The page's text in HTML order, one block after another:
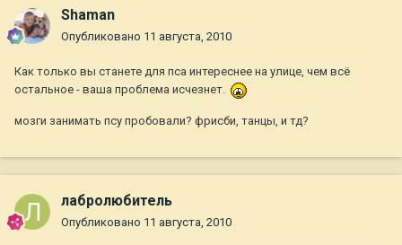
Shaman
Опубликовано 11 августа, 2010
Как только вы станете для пса интереснее на улице, чем всё
остальное - ваша проблема исчезнет.
мозги занимать псу пробовали? фрисби, танцы, и тд?
лабролюбитель
Опубликовано 11 августа, 2010